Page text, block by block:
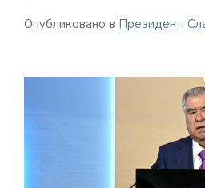
Опубликовано в Президент,